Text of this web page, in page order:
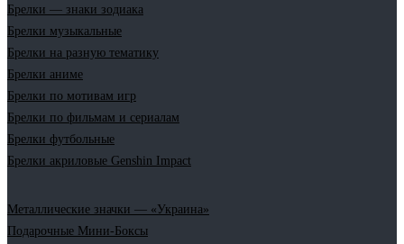
Брелки — знаки зодиака
Брелки музыкальные
Брелки на разную тематику
Брелки аниме
Брелки по мотивам игр
Брелки по фильмам и сериалам
Брелки футбольные
Брелки акриловые Genshin Impact
Металлические значки — «Украина»
Подарочные Мини-Боксы